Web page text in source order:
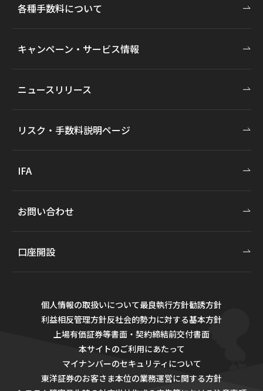
各種手数料について
キャンペーン・サービス情報
ニュースリリース
リスク・手数料説明ページ
IFA
お問い合わせ
口座開設
個人情報の取扱いについて最良執行方針勧誘方針
利益相反管理方針反社会的勢力に対する基本方針
上場有価証券等書面・契約締結前交付書面
本サイトのご利用にあたって
マイナンバーのセキュリティについて
東洋証券のお客さま本位の業務運営に関する方針